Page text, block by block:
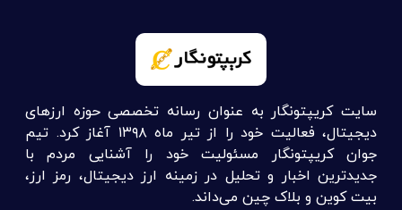
سایت کریپتونگار به عنوان رسانه تخصصی حوزه ارزهای
دیجیتال، فعالیت خود را از تیر ماه ۱۳۹۸ آغاز کرد. تیم
جوان کریپتونگار مسئولیت خود را آشنایی مردم با
جدیدترین اخبار و تحلیل در زمینه ارز دیجیتال، رمز ارز،
بیت کوین و بلاک چین می‌داند.